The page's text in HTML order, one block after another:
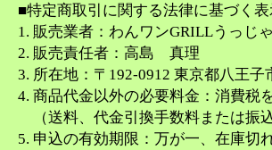
■特定商取引に関する法律に基づく
1. 販売業者：わんワンGRILLうっじ
2. 販売責任者：高島 真理
3. 所在地：〒192-0912 東京都八王子
4. 商品代金以外の必要料金：消費税
（送料、代金引換手数料または振
5. 申込の有効期限：万が一、在庫切